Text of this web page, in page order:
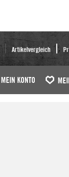
Artikelvergleich
MEIN KONTO